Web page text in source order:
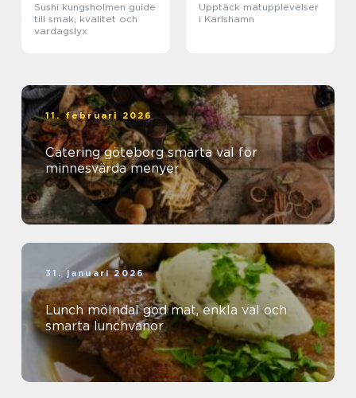
Sushi kungsholmen guide
till smak, kvalitet och
vardagslyx
Upptäck matupplevelser
i Karlshamn
11. februari 2026
Catering göteborg smarta val för
minnesvärda menyer
31. januari 2026
Lunch mölndal god mat, enkla val och
smarta lunchvanor